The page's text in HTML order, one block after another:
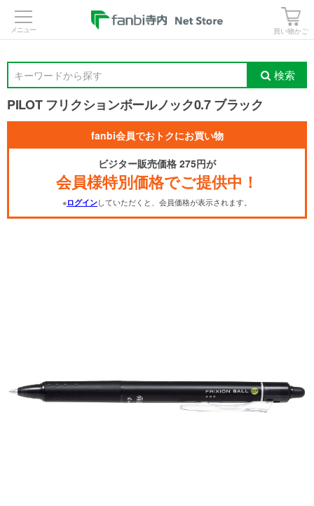
買い物かご
キーワードから探す 検索
PILOT フリクションボールノック0.7 ブラック
fanbi会員でおトクにお買い物
ビジター販売価格 275円が
会員様特別価格でご提供中！
※ログインしていただくと、会員価格が表示されます。